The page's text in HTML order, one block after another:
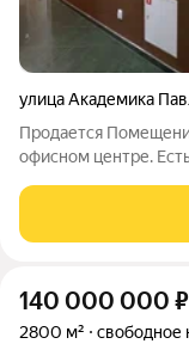
улица Академика
Продается Помещение
офисном центре.
транспортная
140 000 000 ₽
2800 м² свободное